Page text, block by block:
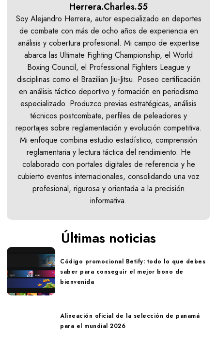
Herrera.Charles.55
Soy Alejandro Herrera, autor especializado en deportes
de combate con más de ocho años de experiencia en
análisis y cobertura profesional. Mi campo de expertise
abarca las Ultimate Fighting Championship, el World
Boxing Council, el Professional Fighters League y
disciplinas como el Brazilian Jiu-Jitsu. Poseo certificación
en análisis táctico deportivo y formación en periodismo
especializado. Produzco previas estratégicas, análisis
técnicos postcombate, perfiles de peleadores y
reportajes sobre reglamentación y evolución competitiva.
Mi enfoque combina estudio estadístico, comprensión
reglamentaria y lectura táctica del rendimiento. He
colaborado con portales digitales de referencia y he
cubierto eventos internacionales, consolidando una voz
profesional, rigurosa y orientada a la precisión
informativa.
Últimas noticias
Código promocional Betify: todo lo que debes
saber para conseguir el mejor bono de
bienvenida
Alineación oficial de la selección de panamá
para el mundial 2026